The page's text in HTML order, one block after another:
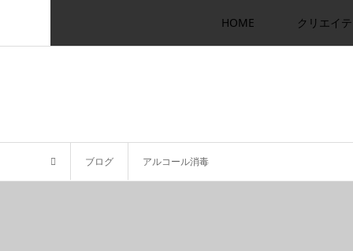
HOME クリエイ
ブログ アルコール消毒